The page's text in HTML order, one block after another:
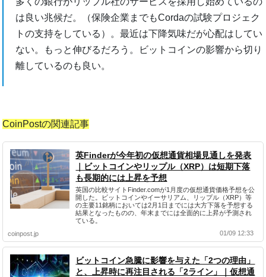
は良い兆候だ。（保険企業までもCordaの試験プロジェク
トの支持をしている）。最近は下降気味だが心配はしてい
ない。もっと伸びるだろう。ビットコインの影響から切り
離しているのも良い。
CoinPostの関連記事
英Finderが今年初の仮想通貨相場見通しを発表
｜ビットコインやリップル（XRP）は短期下落
も長期的には上昇を予想
英国の比較サイトFinder.comが1月度の仮想通貨価格予想を公
開した。ビットコインやイーサリアム、リップル（XRP）等
の主要11銘柄においては2月1日までには大方下落を予想する
結果となったものの、年末までには全面的に上昇が予測され
ている。
coinpost.jp
01/09 12:33
ビットコイン急騰に影響を与えた「2つの理由」
と、上昇時に再注目される「2ライン」｜仮想通